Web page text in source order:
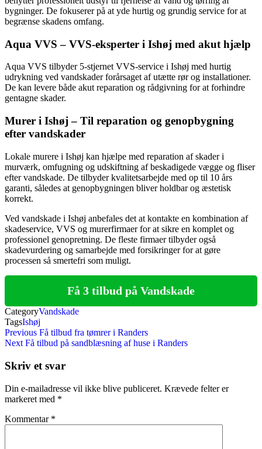
bygninger. De fokuserer på at yde hurtig og grundig service for at
begrænse skadens omfang.
Aqua VVS – VVS-eksperter i Ishøj med akut hjælp
Aqua VVS tilbyder 5-stjernet VVS-service i Ishøj med hurtig
udrykning ved vandskader forårsaget af utætte rør og installationer.
De kan levere både akut reparation og rådgivning for at forhindre
gentagne skader.
Murer i Ishøj – Til reparation og genopbygning
efter vandskader
Lokale murere i Ishøj kan hjælpe med reparation af skader i
murværk, omfugning og udskiftning af beskadigede vægge og fliser
efter vandskade. De tilbyder kvalitetsarbejde med op til 10 års
garanti, således at genopbygningen bliver holdbar og æstetisk
korrekt.
Ved vandskade i Ishøj anbefales det at kontakte en kombination af
skadeservice, VVS og murerfirmaer for at sikre en komplet og
professionel genopretning. De fleste firmaer tilbyder også
skadevurdering og samarbejde med forsikringer for at gøre
processen så smertefri som muligt.
Få 3 tilbud på Vandskade
CategoryVandskade
TagsIshøj
Indlægsnavigation
Previous
Post
Previous Få tilbud fra tømrer i Randers
Next
Next Få tilbud på sandblæsning af huse i Randers
Skriv et svar
Din e-mailadresse vil ikke blive publiceret. Krævede felter er
markeret med *
Kommentar *